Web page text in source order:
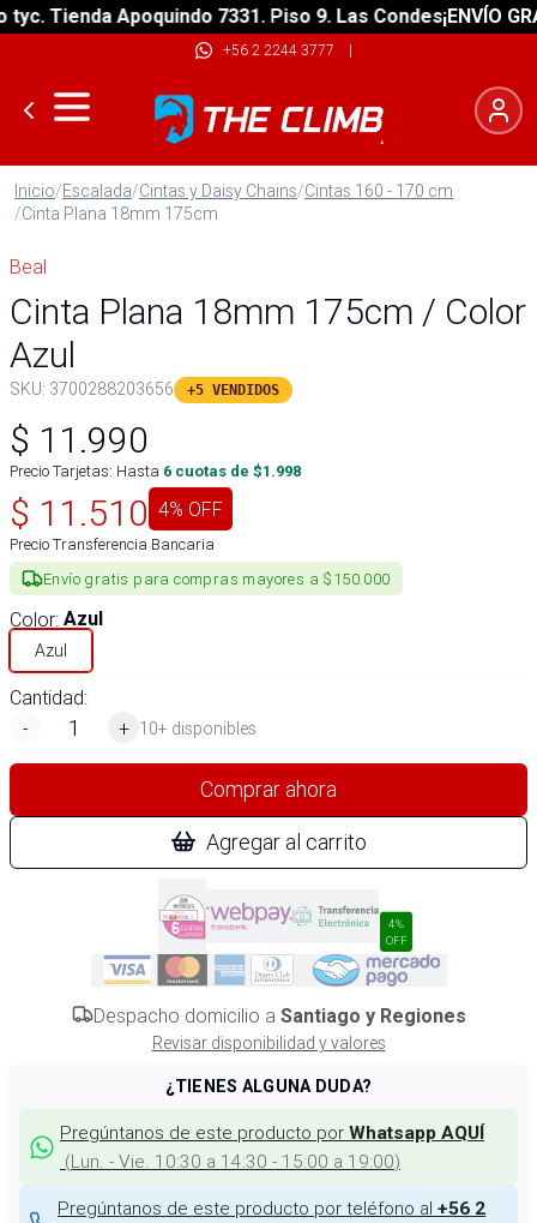
Tienda Apoquindo 7331. Piso 9. Las Condes¡ENVÍO
+56 2 2244 3777 |
Inicio/Escalada/Cintas y Daisy Chains/Cintas 160 - 170 cm
/Cinta Plana 18mm 175cm
Beal
Cinta Plana 18mm 175cm / Color
Azul
SKU: 3700288203656 +5 VENDIDOS
$ 11.990
Precio Tarjetas: Hasta 6 cuotas de $1.998
$ 11.510 4% OFF
Precio Transferencia Bancaria
Envío gratis para compras mayores a $150.000
Color: Azul
Azul
Cantidad:
-
+ 10+ disponibles
Comprar ahora
Agregar al carrito
4%
OFF
Despacho domicilio a Santiago y Regiones
Revisar disponibilidad y valores
¿TIENES ALGUNA DUDA?
Pregúntanos de este producto por Whatsapp AQUÍ
(Lun. - Vie. 10:30 a 14:30 - 15:00 a 19:00)
Pregúntanos de este producto por teléfono al +56 2